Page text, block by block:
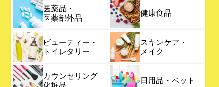
医薬品・
医薬部外品
健康食品
ビューティー・
トイレタリー
スキンケア・
メイク
カウンセリング
化粧品
日用品・ペット